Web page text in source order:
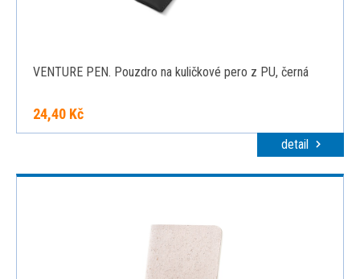
VENTURE PEN. Pouzdro na kuličkové pero z PU, černá
24,40 Kč
detail